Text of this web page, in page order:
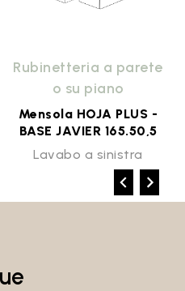
Rubinetteria a parete
o su piano
Mensola HOJA PLUS -
BASE JAVIER 165.50,5
Lavabo a sinistra